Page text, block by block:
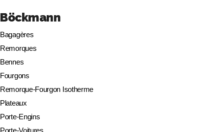
Böckmann
Bagagères
Remorques
Bennes
Fourgons
Remorque-Fourgon Isotherme
Plateaux
Porte-Engins
Porte-Voitures